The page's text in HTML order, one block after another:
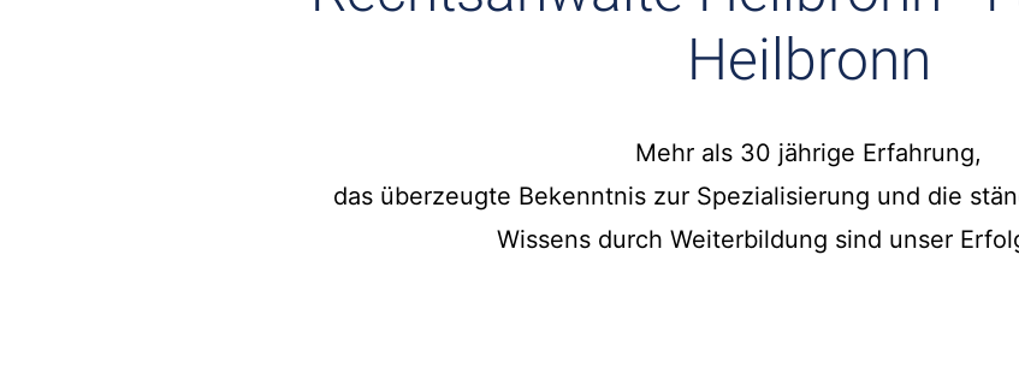
Heilbronn
Mehr als 30 jährige Erfahrung,
das überzeugte Bekenntnis zur Spezialisierung und die
Wissens durch Weiterbildung sind unser